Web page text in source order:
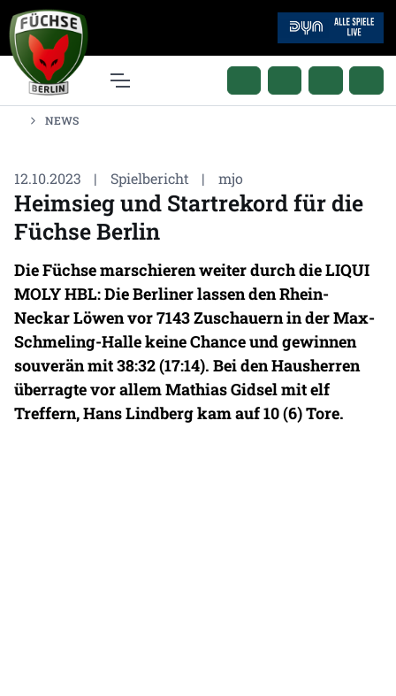
NEWS
12.10.2023 | Spielbericht | mjo
Heimsieg und Startrekord für die
Füchse Berlin
Die Füchse marschieren weiter durch die LIQUI
MOLY HBL: Die Berliner lassen den Rhein-
Neckar Löwen vor 7143 Zuschauern in der Max-
Schmeling-Halle keine Chance und gewinnen
souverän mit 38:32 (17:14). Bei den Hausherren
überragte vor allem Mathias Gidsel mit elf
Treffern, Hans Lindberg kam auf 10 (6) Tore.